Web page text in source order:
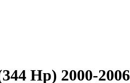
Hp) 2000-2006